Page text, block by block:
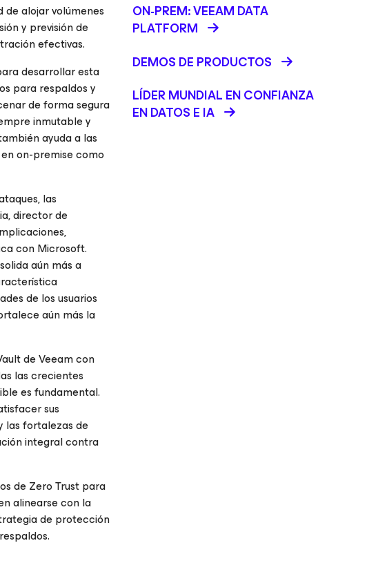
alojar volúmenes
y previsión de
efectivas.
desarrollar esta
para respaldos y
de forma segura
inmutable y
ayuda a las
on-premise como
las
director de
con Microsoft.
aún más a
de los usuarios
aún más la
de Veeam con
las crecientes
es fundamental.
sus
las fortalezas de
integral contra
de Zero Trust para
alinearse con la
de protección
ON-PREM: VEEAM DATA
PLATFORM
DEMOS DE PRODUCTOS
LÍDER MUNDIAL EN CONFIANZA
EN DATOS E IA